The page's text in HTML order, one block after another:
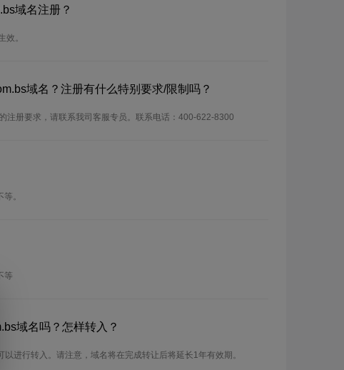
域名注册？
效。
域名？注册有什么特别要求/限制吗？
注册要求，请联系我司客服专员。联系电话：400-622-8300
。
等
域名吗？怎样转入？
进行转入。请注意，域名将在完成转让后将延长1年有效期。